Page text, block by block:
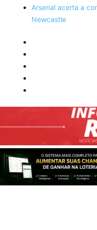
Arsenal acerta a
Newcastle